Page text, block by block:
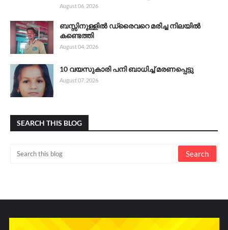
August 06, 2026
ബസ്സിനുള്ളിൽ ഡ്രൈവറെ മരിച്ച നിലയിൽ
കണ്ടെത്തി
August 04, 2026
10 വയസുകാരി പനി ബാധിച്ച് മരണപ്പെട്ടു
August 07, 2026
SEARCH THIS BLOG